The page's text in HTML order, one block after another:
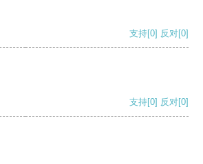
支持[0] 反对[0]
支持[0] 反对[0]